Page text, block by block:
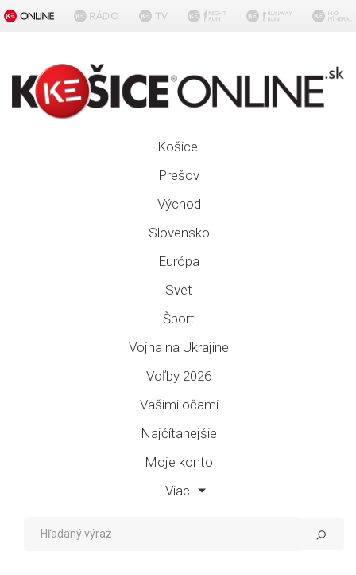
Košice
Prešov
Východ
Slovensko
Európa
Svet
Šport
Vojna na Ukrajine
Voľby 2026
Vašimi očami
Najčítanejšie
Moje konto
Viac